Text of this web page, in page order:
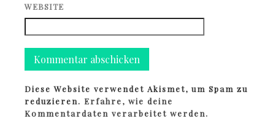
WEBSITE
Diese Website verwendet Akismet, um Spam zu
reduzieren.Erfahre, wie deine
Kommentardaten verarbeitet werden.